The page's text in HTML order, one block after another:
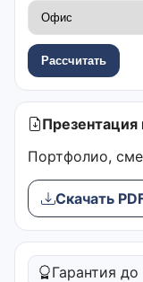
Рассчитать
Презентация
Портфолио,
Скачать
Гарантия до